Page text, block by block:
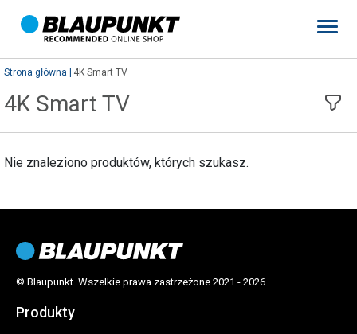
Strona główna 4K Smart TV
4K Smart TV
Nie znaleziono produktów, których szukasz.
© Blaupunkt. Wszelkie prawa zastrzeżone 2021 - 2026
Produkty